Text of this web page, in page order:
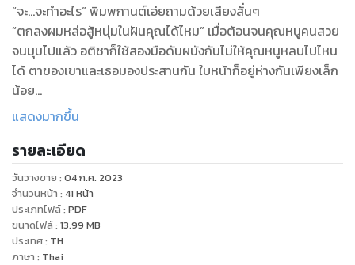
“จะ…จะทำอะไร” พิมพกานต์เอ่ยถามด้วยเสียงสั่นๆ
“ตกลงผมหล่อสู้หนุ่มในฝันคุณได้ไหม” เมื่อต้อนจนคุณหนูคนสวย
จนมุมไปแล้ว อติชาก็ใช้สองมือดันผนังกันไม่ให้คุณหนูหลบไปไหน
ได้ ตาของเขาและเธอมองประสานกัน ใบหน้าก็อยู่ห่างกันเพียงเล็ก
น้อย
“ถะ…ถอยไปเลยนะ นายบอดี้การ์ดบ้า” พิมพกานต์ที่ตอนนี้หัวใจ
“ตอบผมมาก่อน”
“จะให้ตอบอะไรล่ะ”
“ก็ที่ผมถามไปไง”
“ฉะ…ฉัน ฉันไม่มีหนุ่มในฝัน”
“งั้นผมก็มีสิทธิ์เป็นสามีคุณได้ใช่ไหม” อติชาถามกลับแบบไม่
อ้อมค้อม ทำเอาคนฟังถึงกับใจเต้นแรงกว่าเดิม
แสดงมากขึ้น
รายละเอียด
วันวางขาย : 04 ก.ค. 2023
จำนวนหน้า : 41 หน้า
ประเภทไฟล์: PDF
ขนาดไฟล์: 13.99 MB
ประเทศ: TH
ภาษา : Thai